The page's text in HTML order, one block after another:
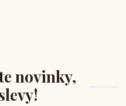
novinky,